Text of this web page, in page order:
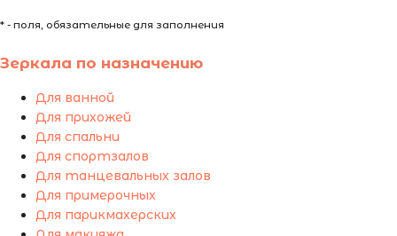
* - поля, обязательные для заполнения
Зеркала по назначению
Для ванной
Для прихожей
Для спальни
Для спортзалов
Для танцевальных залов
Для примерочных
Для парикмахерских